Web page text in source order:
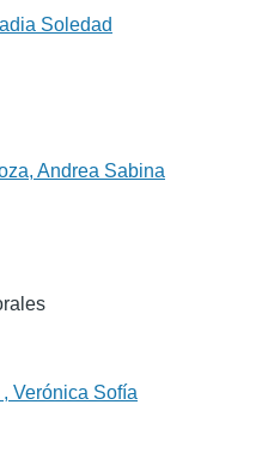
Soledad
Andrea Sabina
Verónica Sofía